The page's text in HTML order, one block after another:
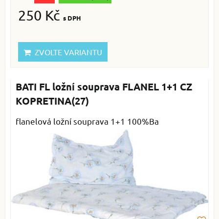
250 Kč s DPH
ZVOLTE VARIANTU
BATI FL ložní souprava FLANEL 1+1 CZ
KOPRETINA(27)
flanelová ložní souprava 1+1 100%Ba